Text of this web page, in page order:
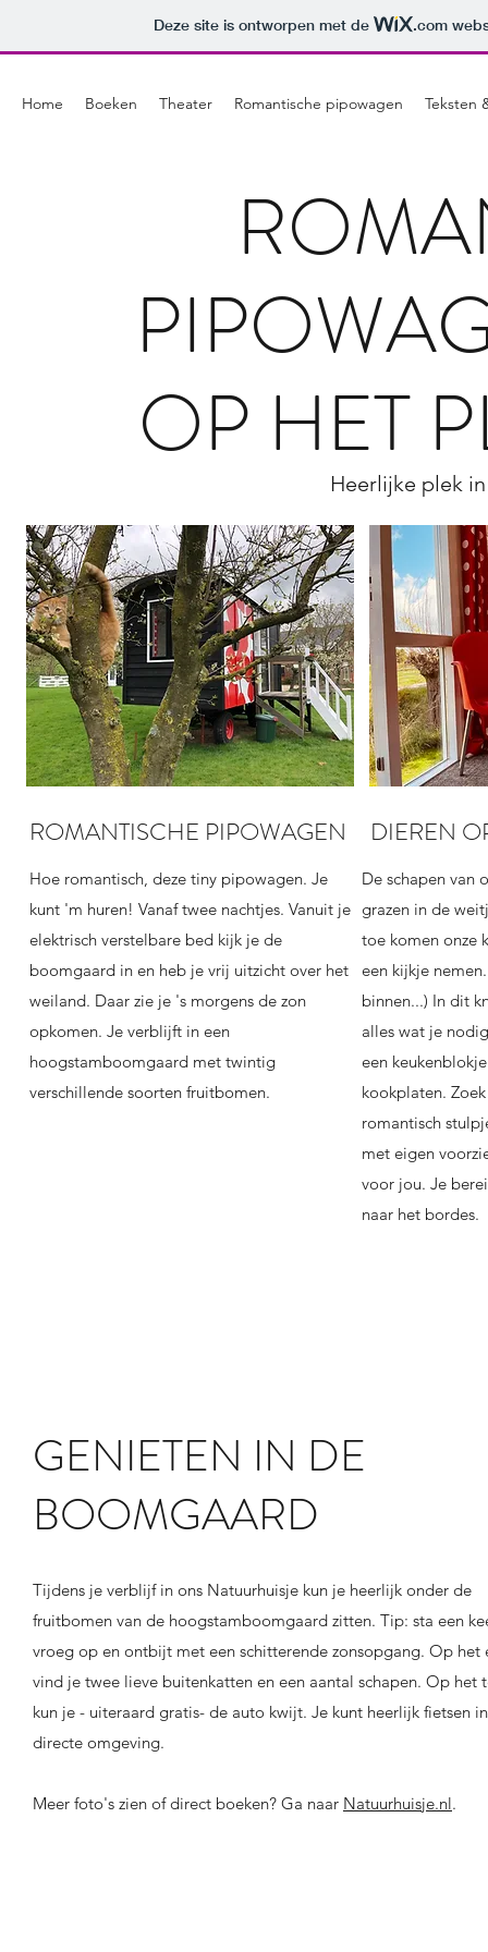
Deze site is ontworpen met de .com
Home Boeken Theater Romantische pipowagen Teksten
OP HET
Heerlijke plek
ROMANTISCHE PIPOWAGEN
Hoe romantisch, deze tiny pipowagen. Je
kunt 'm huren! Vanaf twee nachtjes. Vanuit je
elektrisch verstelbare bed kijk je de
boomgaard in en heb je vrij uitzicht over het
weiland. Daar zie je 's morgens de zon
opkomen. Je verblijft in een
hoogstamboomgaard met twintig
verschillende soorten fruitbomen.
DIEREN
De schapen van
grazen in de
toe komen onze
een kijkje
binnen...) In dit
alles wat je
een
kookplaten.
romantisch
met eigen
voor jou. Je
naar het bordes.
GENIETEN IN DE
BOOMGAARD
Tijdens je verblijf in ons Natuurhuisje kun je heerlijk onder de
fruitbomen van de hoogstamboomgaard zitten. Tip: sta een
vroeg op en ontbijt met een schitterende zonsopgang. Op het
vind je twee lieve buitenkatten en een aantal schapen. Op het
kun je - uiteraard gratis- de auto kwijt. Je kunt heerlijk fietsen
directe omgeving.
Meer foto's zien of direct boeken? Ga naar Natuurhuisje.nl.